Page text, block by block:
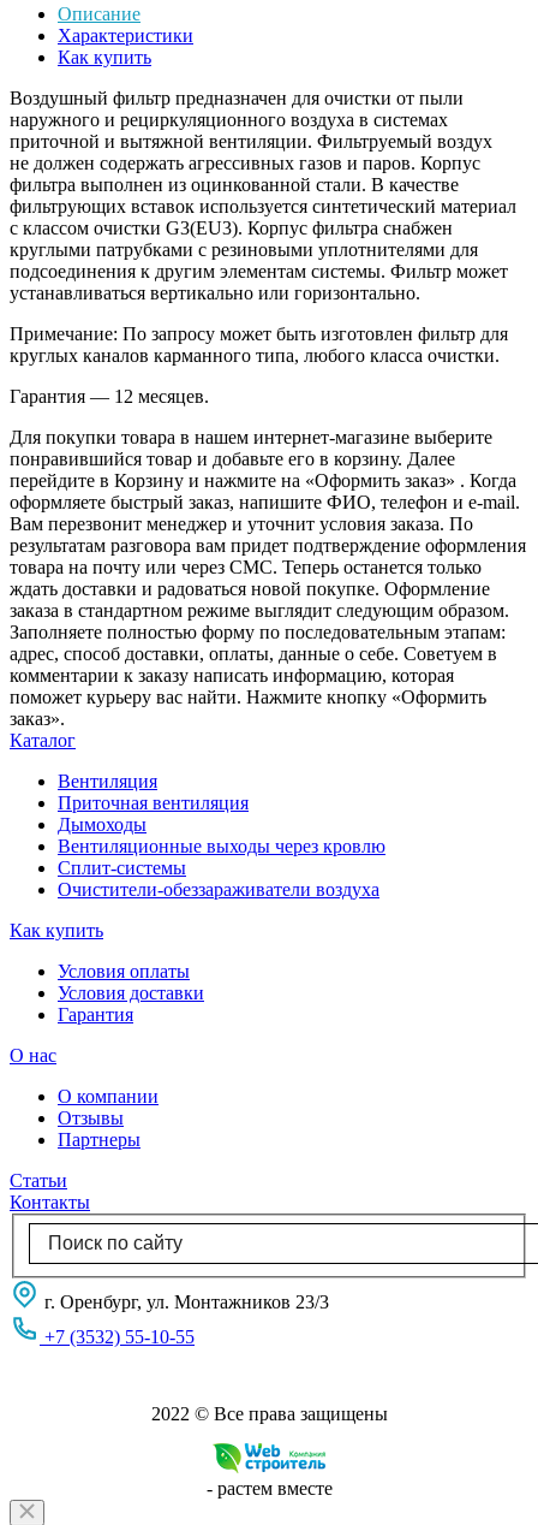
Описание
Характеристики
Как купить
Воздушный фильтр предназначен для очистки от пыли
наружного и рециркуляционного воздуха в системах
приточной и вытяжной вентиляции. Фильтруемый воздух
не должен содержать агрессивных газов и паров. Корпус
фильтра выполнен из оцинкованной стали. В качестве
фильтрующих вставок используется синтетический материал
с классом очистки G3(EU3). Корпус фильтра снабжен
круглыми патрубками с резиновыми уплотнителями для
подсоединения к другим элементам системы. Фильтр может
устанавливаться вертикально или горизонтально.
Примечание: По запросу может быть изготовлен фильтр для
круглых каналов карманного типа, любого класса очистки.
Гарантия — 12 месяцев.
Для покупки товара в нашем интернет-магазине выберите
понравившийся товар и добавьте его в корзину. Далее
перейдите в Корзину и нажмите на «Оформить заказ» . Когда
оформляете быстрый заказ, напишите ФИО, телефон и e-mail.
Вам перезвонит менеджер и уточнит условия заказа. По
результатам разговора вам придет подтверждение оформления
товара на почту или через СМС. Теперь останется только
ждать доставки и радоваться новой покупке. Оформление
заказа в стандартном режиме выглядит следующим образом.
Заполняете полностью форму по последовательным этапам:
адрес, способ доставки, оплаты, данные о себе. Советуем в
комментарии к заказу написать информацию, которая
поможет курьеру вас найти. Нажмите кнопку «Оформить
заказ».
Каталог
Вентиляция
Приточная вентиляция
Дымоходы
Вентиляционные выходы через кровлю
Сплит-системы
Очистители-обеззараживатели воздуха
Как купить
Условия оплаты
Условия доставки
Гарантия
О нас
О компании
Отзывы
Партнеры
Статьи
Контакты
г. Оренбург, ул. Монтажников 23/3
+7 (3532) 55-10-55
2022 © Все права защищены
- растем вместе